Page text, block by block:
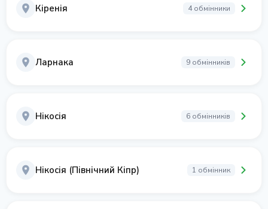
Кіренія 4 обмінники
Ларнака 9 обмінників
Нікосія 6 обмінників
Нікосія (Північний Кіпр) 1 обмінник